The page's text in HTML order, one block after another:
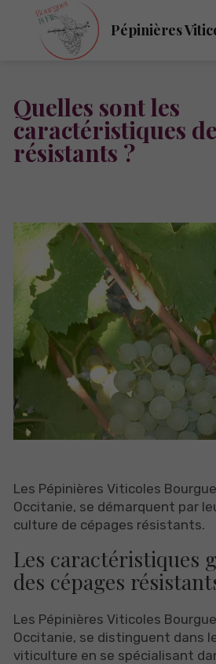
Pépinières
Quelles sont les
caractéristiques
résistants ?
Les Pépinières Viticoles
Occitanie, se démarquent par
culture de cépages résistants.
Les caractéristiques
des cépages
Les Pépinières Viticoles
Occitanie, se distinguent dans
viticulture en se spécialisant